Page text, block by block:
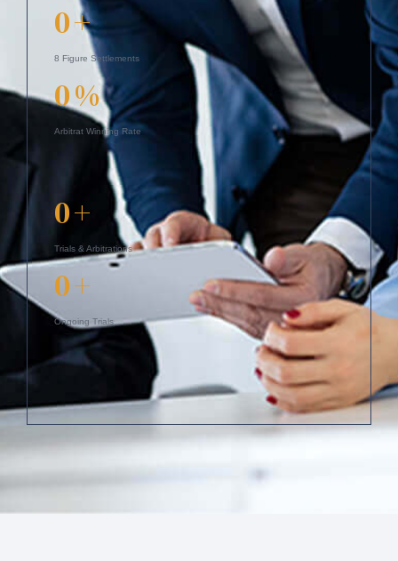
0+
8 Figure Settlements
0%
Arbitrat Winning Rate
0+
Trials & Arbitrations
0+
Ongoing Trials